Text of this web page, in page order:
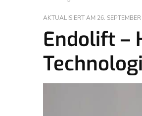
AKTUALISIERT AM 26.
Endolift –